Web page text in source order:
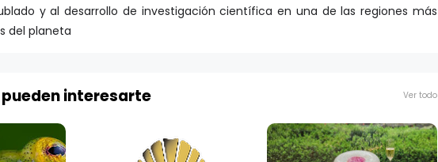
y al desarrollo de investigación científica en una de las regiones más
del planeta
interesarte Ver todo